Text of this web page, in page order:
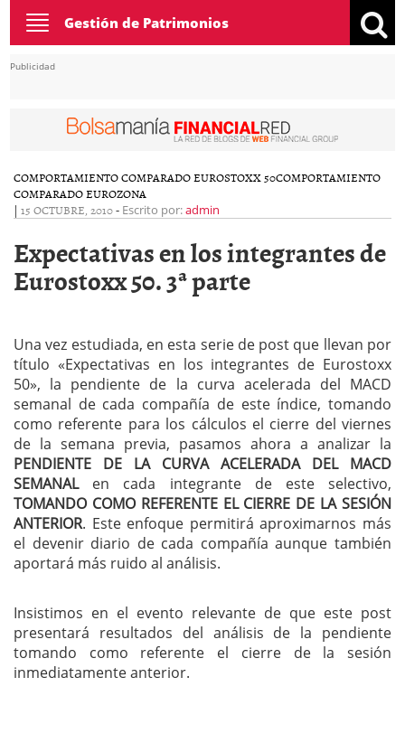
Toggle
navigation
Gestión de Patrimonios
Publicidad
COMPORTAMIENTO COMPARADO EUROSTOXX 50COMPORTAMIENTO
COMPARADO EUROZONA
| 15 OCTUBRE, 2010- Escrito por:admin
Expectativas en los integrantes de
Eurostoxx 50. 3ª parte
Una vez estudiada, en esta serie de post que llevan por
título «Expectativas en los integrantes de Eurostoxx
50», la pendiente de la curva acelerada del MACD
semanal de cada compañía de este índice, tomando
como referente para los cálculos el cierre del viernes
de la semana previa, pasamos ahora a analizar la
PENDIENTE DE LA CURVA ACELERADA DEL MACD
SEMANALen cada integrante de este selectivo,
TOMANDO COMO REFERENTE EL CIERRE DE LA SESIÓN
ANTERIOR. Este enfoque permitirá aproximarnos más
el devenir diario de cada compañía aunque también
aportará más ruido al análisis.
Insistimos en el evento relevante de que este post
presentará resultados del análisis de la pendiente
tomando como referente el cierre de la sesión
inmediatamente anterior.